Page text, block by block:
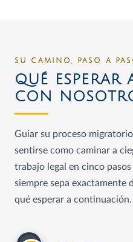
SU CAMINO, PASO A
QUÉ ESPERAR
CON
Guiar su proceso
sentirse como caminar a
trabajo legal en cinco
siempre sepa exactamente
qué esperar a continuación.